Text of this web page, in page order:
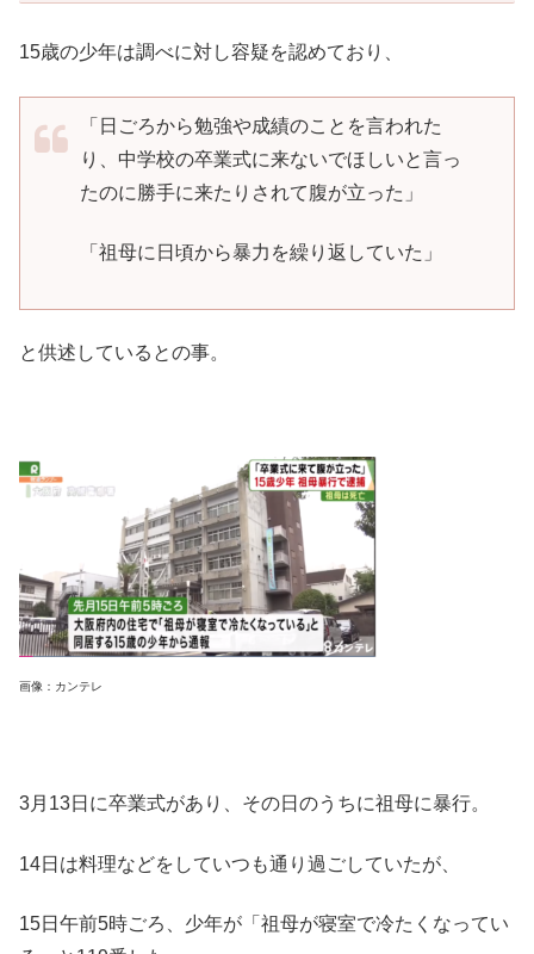
15歳の少年は調べに対し容疑を認めており、
「日ごろから勉強や成績のことを言われた
り、中学校の卒業式に来ないでほしいと言っ
たのに勝手に来たりされて腹が立った」
「祖母に日頃から暴力を繰り返していた」
と供述しているとの事。
画像：カンテレ
3月13日に卒業式があり、その日のうちに祖母に暴行。
14日は料理などをしていつも通り過ごしていたが、
15日午前5時ごろ、少年が「祖母が寝室で冷たくなってい